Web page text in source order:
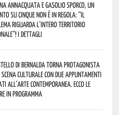
annacquata e gasolio sporco, un
su cinque non è in regola: “il
riguarda l’intero territorio
I dettagli
di Bernalda torna protagonista
culturale con due appuntamenti
all’arte contemporanea. Ecco le
in programma